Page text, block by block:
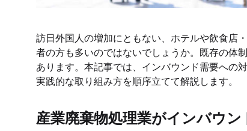
訪日外国人の増加にともない、ホテルや飲食店
者の方も多いのではないでしょうか。既存の体
あります。本記事では、インバウンド需要への
実践的な取り組み方を順序立てて解説します。
産業廃棄物処理業がインバウ